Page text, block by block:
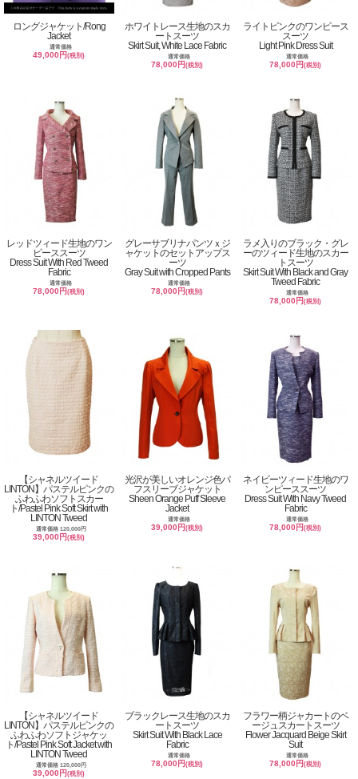
ロングジャケット/Rong
Jacket
通常価格
49,000円(税別)
ホワイトレース生地のスカ
ートスーツ
Skirt Suit, White Lace Fabric
通常価格
78,000円(税別)
ライトピンクのワンピース
スーツ
Light Pink Dress Suit
通常価格
78,000円(税別)
レッドツィード生地のワン
ピーススーツ
Dress Suit With Red Tweed
Fabric
通常価格
78,000円(税別)
グレーサブリナパンツｘジ
ャケットのセットアップス
ーツ
Gray Suit with Cropped Pants
通常価格
78,000円(税別)
ラメ入りのブラック・グレ
ーのツィード生地のスカー
トスーツ
Skirt Suit With Black and Gray
Tweed Fabric
通常価格
78,000円(税別)
【シャネルツイード
LINTON】パステルピンクの
ふわふわソフトスカー
ト/Pastel Pink Soft Skirt with
LINTON Tweed
通常価格 120,000円
39,000円(税別)
光沢が美しいオレンジ色パ
フスリーブジャケット
Sheen Orange Puff Sleeve
Jacket
通常価格
39,000円(税別)
ネイビーツィード生地のワ
ンピーススーツ
Dress Suit With Navy Tweed
Fabric
通常価格
78,000円(税別)
【シャネルツイード
LINTON】パステルピンクの
ふわふわソフトジャケッ
ト/Pastel Pink Soft Jacket with
LINTON Tweed
通常価格 120,000円
39,000円(税別)
ブラックレース生地のスカ
ートスーツ
Skirt Suit With Black Lace
Fabric
通常価格
78,000円(税別)
フラワー柄ジャカートのベ
ージュスカートスーツ
Flower Jacquard Beige Skirt
Suit
通常価格
78,000円(税別)